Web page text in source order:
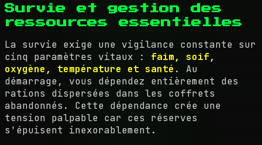
Survie et gestion des
ressources essentielles
La survie exige une vigilance constante sur
cinq paramètres vitaux : faim, soif,
oxygène, température et santé . Au
démarrage, vous dépendez entièrement des
rations dispersées dans les coffrets
abandonnés. Cette dépendance crée une
tension palpable car ces réserves
s'épuisent inexorablement.